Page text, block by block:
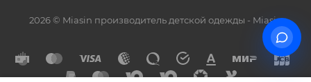
2026 © Miasin производитель детской одежды - Miasin